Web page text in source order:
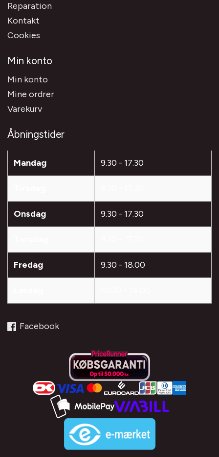
Reparation
Kontakt
Cookies
Min konto
Min konto
Mine ordrer
Varekurv
Åbningstider
Mandag 9.30 - 17.30
Onsdag 9.30 - 17.30
Fredag 9.30 - 18.00
Facebook